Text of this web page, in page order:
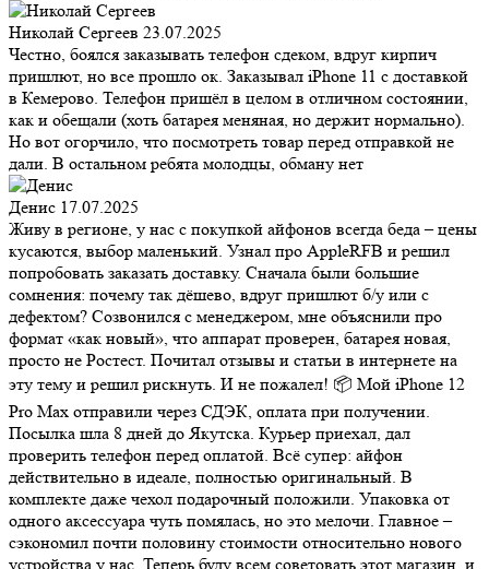
Николай Сергеев 23.07.2025
Честно, боялся заказывать телефон сдеком, вдруг кирпич
пришлют, но все прошло ок. Заказывал iPhone 11 с доставкой
в Кемерово. Телефон пришёл в целом в отличном состоянии,
как и обещали (хоть батарея меняная, но держит нормально).
Но вот огорчило, что посмотреть товар перед отправкой не
дали. В остальном ребята молодцы, обману нет
Денис 17.07.2025
Живу в регионе, у нас с покупкой айфонов всегда беда – цены
кусаются, выбор маленький. Узнал про AppleRFB и решил
попробовать заказать доставку. Сначала были большие
сомнения: почему так дёшево, вдруг пришлют б/у или с
дефектом? Созвонился с менеджером, мне объяснили про
формат «как новый», что аппарат проверен, батарея новая,
просто не Ростест. Почитал отзывы и статьи в интернете на
эту тему и решил рискнуть. И не пожалел! 📦 Мой iPhone 12
Pro Max отправили через СДЭК, оплата при получении.
Посылка шла 8 дней до Якутска. Курьер приехал, дал
проверить телефон перед оплатой. Всё супер: айфон
действительно в идеале, полностью оригинальный. В
комплекте даже чехол подарочный положили. Упаковка от
одного аксессуара чуть помялась, но это мелочи. Главное –
сэкономил почти половину стоимости относительно нового
устройства у нас. Теперь буду всем советовать этот магазин, и